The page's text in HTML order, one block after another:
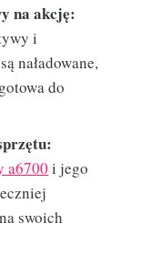
na akcję:
i
naładowane,
do
a6700 i jego
swoich